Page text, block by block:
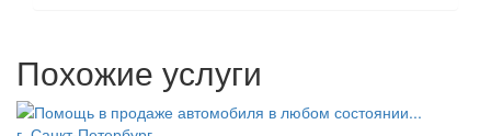
Похожие услуги